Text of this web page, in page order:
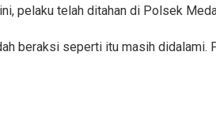
pelaku telah ditahan di Polsek
beraksi seperti itu masih didalami.